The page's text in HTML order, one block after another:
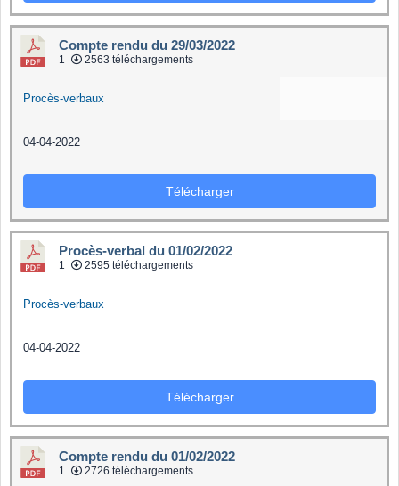
Compte rendu du 29/03/2022
1 2563 téléchargements
Procès-verbaux
04-04-2022
Télécharger
Procès-verbal du 01/02/2022
1 2595 téléchargements
Procès-verbaux
04-04-2022
Télécharger
Compte rendu du 01/02/2022
1 2726 téléchargements